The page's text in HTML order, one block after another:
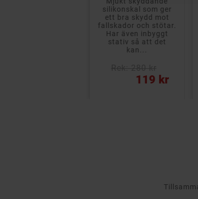
silikonskal som ger
ett bra skydd mot
fallskador och stötar.
Har även inbyggt
stativ så att det
kan...
119 kr